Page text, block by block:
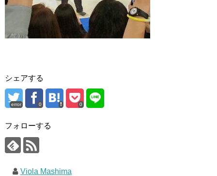
シェアする
error 0 0
フォローする
Viola Mashima